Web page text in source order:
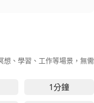
想、學習、工作等場景，無需
上計時器 - 適用於快速
1分鐘
1分鐘線